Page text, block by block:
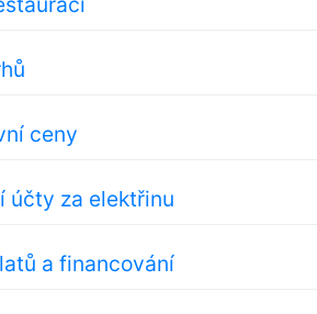
ceny
účty za elektřinu
a financování